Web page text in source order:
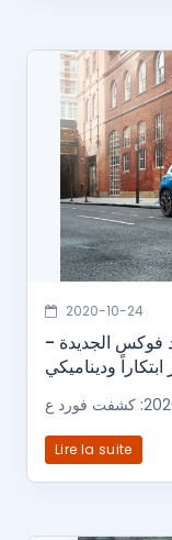
2020-10-24
فوكس الجديدة -
Lire la suite